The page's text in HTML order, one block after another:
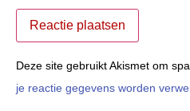
Deze site gebruikt Akismet om
je reactie gegevens worden